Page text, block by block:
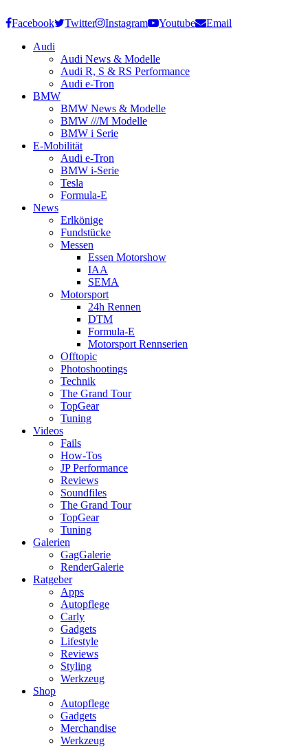
Facebook Twitter Instagram Youtube
Email
Audi
Audi News & Modelle
Audi R, S & RS Performance
Audi e-Tron
BMW
BMW News & Modelle
BMW ///M Modelle
BMW i Serie
E-Mobilität
Audi e-Tron
BMW i-Serie
Tesla
Formula-E
News
Erlkönige
Fundstücke
Messen
Essen Motorshow
IAA
SEMA
Motorsport
24h Rennen
DTM
Formula-E
Motorsport Rennserien
Offtopic
Photoshootings
Technik
The Grand Tour
TopGear
Tuning
Videos
Fails
How-Tos
JP Performance
Reviews
Soundfiles
The Grand Tour
TopGear
Tuning
Galerien
GagGalerie
RenderGalerie
Ratgeber
Apps
Autopflege
Carly
Gadgets
Lifestyle
Reviews
Styling
Werkzeug
Shop
Autopflege
Gadgets
Merchandise
Werkzeug